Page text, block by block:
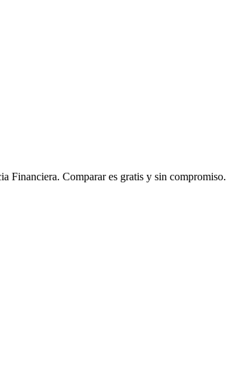
Financiera. Comparar es gratis y sin compromiso.